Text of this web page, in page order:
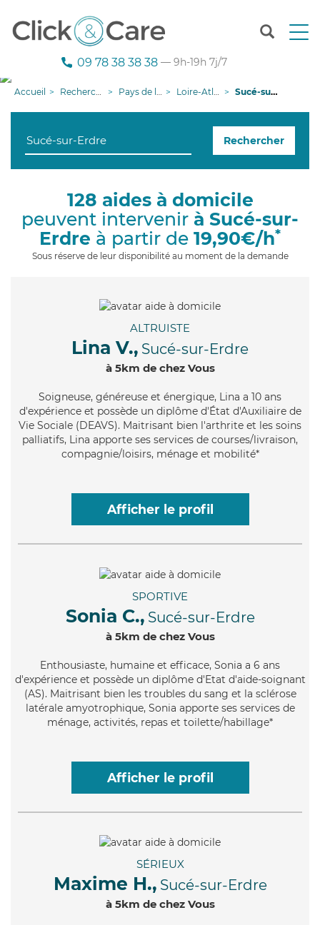
T
n
g
09 78 38 38 38 — 9h-19h 7j/7
Accueil Recherche aide à domicile Pays de la Loire Loire-Atlantique Sucé-sur-Erdre
Rechercher
128 aides à domicile
peuvent intervenir à Sucé-sur-
Erdre à partir de 19,90€/h*
Sous réserve de leur disponibilité au moment de la demande
ALTRUISTE
Lina V., Sucé-sur-Erdre
à 5km de chez Vous
Soigneuse, généreuse et énergique, Lina a 10 ans
d'expérience et possède un diplôme d'État d'Auxiliaire de
Vie Sociale (DEAVS). Maitrisant bien l'arthrite et les soins
palliatifs, Lina apporte ses services de courses/livraison,
compagnie/loisirs, ménage et mobilité*
Afficher le profil
SPORTIVE
Sonia C., Sucé-sur-Erdre
à 5km de chez Vous
Enthousiaste, humaine et efficace, Sonia a 6 ans
d'expérience et possède un diplôme d'Etat d'aide-soignant
(AS). Maitrisant bien les troubles du sang et la sclérose
latérale amyotrophique, Sonia apporte ses services de
ménage, activités, repas et toilette/habillage*
Afficher le profil
SÉRIEUX
Maxime H., Sucé-sur-Erdre
à 5km de chez Vous